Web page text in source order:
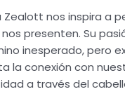
nos inspira a
presenten. Su
inesperado, pero
la conexión con
a través del